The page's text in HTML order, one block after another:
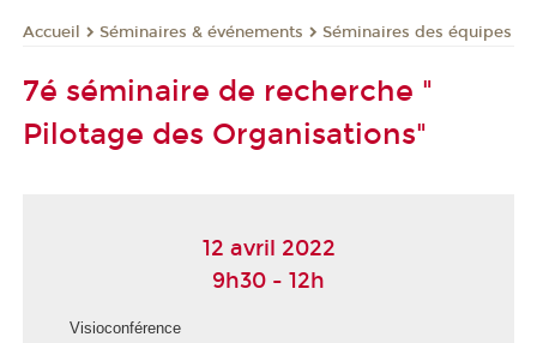
Accueil Séminaires & événements Séminaires des équipes
7é séminaire de recherche "
Pilotage des Organisations"
12 avril 2022
9h30 - 12h
Visioconférence